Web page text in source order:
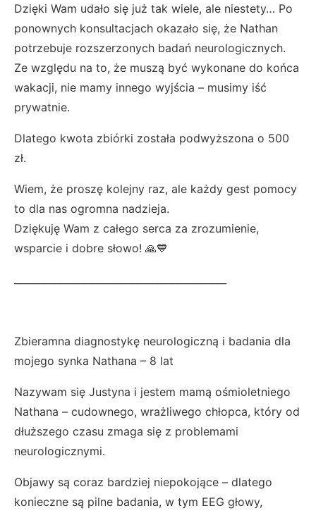
Dzięki Wam udało się już tak wiele, ale niestety… Po
ponownych konsultacjach okazało się, że Nathan
potrzebuje rozszerzonych badań neurologicznych.
Ze względu na to, że muszą być wykonane do końca
wakacji, nie mamy innego wyjścia – musimy iść
prywatnie.
Dlatego kwota zbiórki została podwyższona o 500
zł.
Wiem, że proszę kolejny raz, ale każdy gest pomocy
to dla nas ogromna nadzieja.
Dziękuję Wam z całego serca za zrozumienie,
wsparcie i dobre słowo! 🙏💙
Zbieramna diagnostykę neurologiczną i badania dla
mojego synka Nathana – 8 lat
Nazywam się Justyna i jestem mamą ośmioletniego
Nathana – cudownego, wrażliwego chłopca, który od
dłuższego czasu zmaga się z problemami
neurologicznymi.
Objawy są coraz bardziej niepokojące – dlatego
konieczne są pilne badania, w tym EEG głowy,